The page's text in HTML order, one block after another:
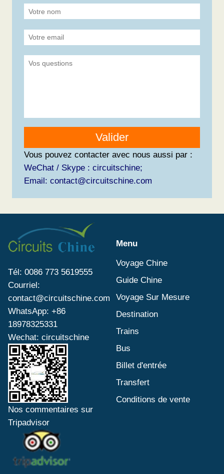
Valider
Vous pouvez contacter avec nous aussi par :
WeChat / Skype : circuitschine;
Email: contact@circuitschine.com
Tél: 0086 773 5619555
Courriel:
contact@circuitschine.com
WhatsApp: +86
18978325331
Wechat: circuitschine
Nos commentaires sur
Tripadvisor
Menu
Voyage Chine
Guide Chine
Voyage Sur Mesure
Destination
Trains
Bus
Billet d'entrée
Transfert
Conditions de vente